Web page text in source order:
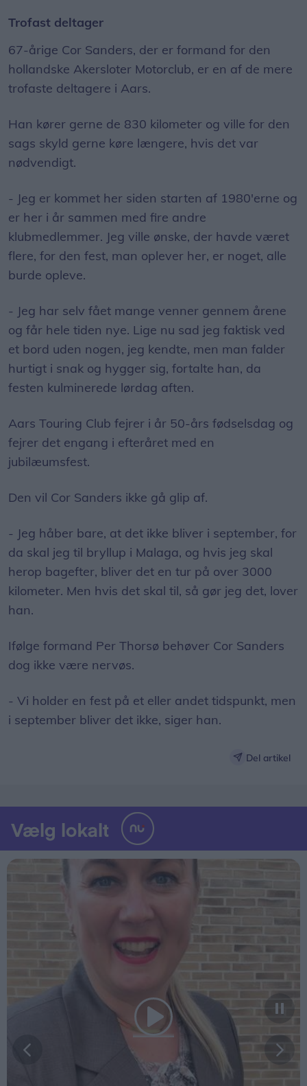
Trofast deltager
67-årige Cor Sanders, der er formand for den
hollandske Akersloter Motorclub, er en af de mere
trofaste deltagere i Aars.
Han kører gerne de 830 kilometer og ville for den
sags skyld gerne køre længere, hvis det var
nødvendigt.
- Jeg er kommet her siden starten af 1980'erne og
er her i år sammen med fire andre
klubmedlemmer. Jeg ville ønske, der havde været
flere, for den fest, man oplever her, er noget, alle
burde opleve.
- Jeg har selv fået mange venner gennem årene
og får hele tiden nye. Lige nu sad jeg faktisk ved
et bord uden nogen, jeg kendte, men man falder
hurtigt i snak og hygger sig, fortalte han, da
festen kulminerede lørdag aften.
Aars Touring Club fejrer i år 50-års fødselsdag og
fejrer det engang i efteråret med en
jubilæumsfest.
Den vil Cor Sanders ikke gå glip af.
- Jeg håber bare, at det ikke bliver i september, for
da skal jeg til bryllup i Malaga, og hvis jeg skal
herop bagefter, bliver det en tur på over 3000
kilometer. Men hvis det skal til, så gør jeg det, lover
han.
Ifølge formand Per Thorsø behøver Cor Sanders
dog ikke være nervøs.
- Vi holder en fest på et eller andet tidspunkt, men
i september bliver det ikke, siger han.
Del artikel